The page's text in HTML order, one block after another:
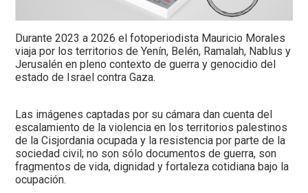
Durante 2023 a 2026 el fotoperiodista Mauricio Morales
viaja por los territorios de Yenín, Belén, Ramalah, Nablus y
Jerusalén en pleno contexto de guerra y genocidio del
estado de Israel contra Gaza.
Las imágenes captadas por su cámara dan cuenta del
escalamiento de la violencia en los territorios palestinos
de la Cisjordania ocupada y la resistencia por parte de la
sociedad civil; no son sólo documentos de guerra, son
fragmentos de vida, dignidad y fortaleza cotidiana bajo la
ocupación.